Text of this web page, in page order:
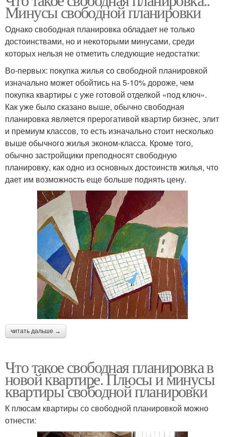
Минусы свободной планировки
Однако свободная планировка обладает не только
достоинствами, но и некоторыми минусами, среди
которых нельзя не отметить следующие недостатки:
Во-первых: покупка жилья со свободной планировкой
изначально может обойтись на 5-10% дороже, чем
покупка квартиры с уже готовой отделкой «под ключ».
Как уже было сказано выше, обычно свободная
планировка является прерогативой квартир бизнес, элит
и премиум классов, то есть изначально стоит несколько
выше обычного жилья эконом-класса. Кроме того,
обычно застройщики преподносят свободную
планировку, как одно из основных достоинств жилья, что
дает им возможность еще больше поднять цену.
читать дальше →
Что такое свободная планировка в
новой квартире. Плюсы и минусы
квартиры свободной планировки
К плюсам квартиры со свободной планировкой можно
отнести: